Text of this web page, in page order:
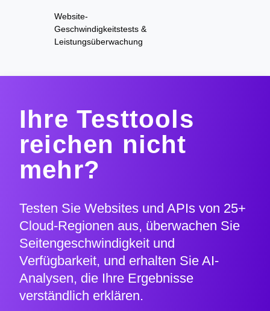
Website-
Geschwindigkeitstests &
Leistungsüberwachung
Ihre Testtools
reichen nicht
mehr?
Testen Sie Websites und APIs von 25+
Cloud-Regionen aus, überwachen Sie
Seitengeschwindigkeit und
Verfügbarkeit, und erhalten Sie AI-
Analysen, die Ihre Ergebnisse
verständlich erklären.